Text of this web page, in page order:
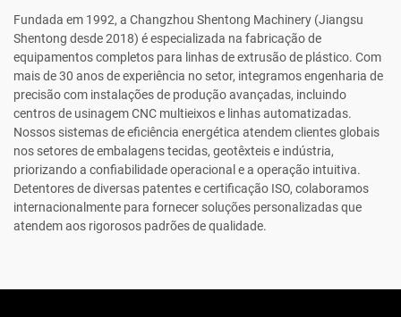
Fundada em 1992, a Changzhou Shentong Machinery (Jiangsu
Shentong desde 2018) é especializada na fabricação de
equipamentos completos para linhas de extrusão de plástico. Com
mais de 30 anos de experiência no setor, integramos engenharia de
precisão com instalações de produção avançadas, incluindo
centros de usinagem CNC multieixos e linhas automatizadas.
Nossos sistemas de eficiência energética atendem clientes globais
nos setores de embalagens tecidas, geotêxteis e indústria,
priorizando a confiabilidade operacional e a operação intuitiva.
Detentores de diversas patentes e certificação ISO, colaboramos
internacionalmente para fornecer soluções personalizadas que
atendem aos rigorosos padrões de qualidade.